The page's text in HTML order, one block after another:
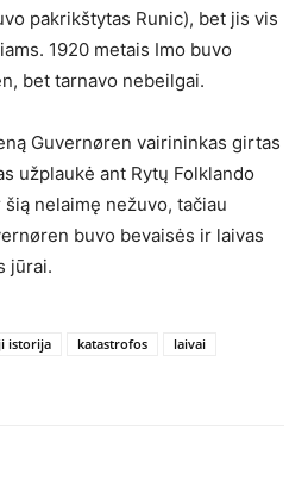
pakrikštytas Runic), bet jis vis
1920 metais Imo buvo
bet tarnavo nebeilgai.
Guvernøren vairininkas girtas
užplaukė ant Rytų Folklando
nelaimę nežuvo, tačiau
buvo bevaisės ir laivas
jūrai.
istorija katastrofos
laivai